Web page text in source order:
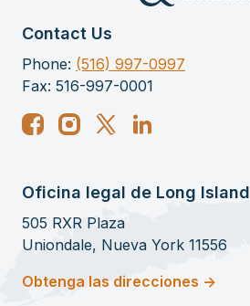
Contact Us
Phone: (516) 997-0997
Fax: 516-997-0001
Oficina legal de Long Island
505 RXR Plaza
Uniondale, Nueva York 11556
Obtenga las direcciones ->